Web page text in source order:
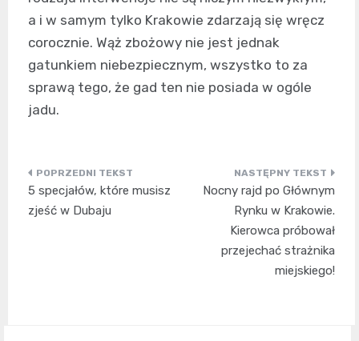
a i w samym tylko Krakowie zdarzają się wręcz
corocznie. Wąż zbożowy nie jest jednak
gatunkiem niebezpiecznym, wszystko to za
sprawą tego, że gad ten nie posiada w ogóle
jadu.
Nawigacja
wpisu
5 specjałów, które musisz
zjeść w Dubaju
Nocny rajd po Głównym
Rynku w Krakowie.
Kierowca próbował
przejechać strażnika
miejskiego!